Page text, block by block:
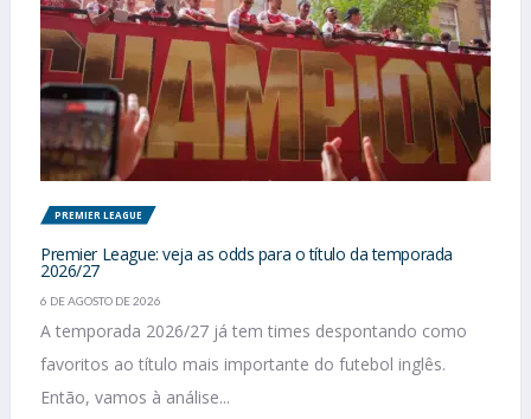
PREMIER LEAGUE
Premier League: veja as odds para o título da temporada
2026/27
6 DE AGOSTO DE 2026
A temporada 2026/27 já tem times despontando como
favoritos ao título mais importante do futebol inglês.
Então, vamos à análise...